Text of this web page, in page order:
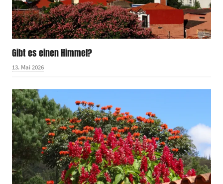
Gibt es einen Himmel?
13. Mai 2026